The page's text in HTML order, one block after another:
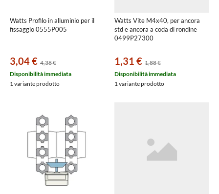
Watts Profilo in alluminio per il
fissaggio 0555P005
3,04 € 4,38 €
Disponibilità immediata
1 variante prodotto
Watts Vite M4x40, per ancora
std e ancora a coda di rondine
0499P27300
1,31 € 1,88 €
Disponibilità immediata
1 variante prodotto